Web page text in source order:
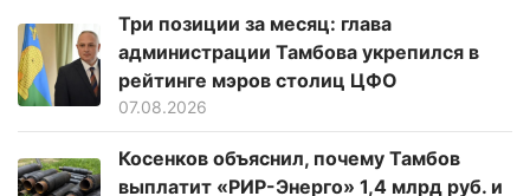
Три позиции за месяц: глава
администрации Тамбова укрепился в
рейтинге мэров столиц ЦФО
07.08.2026
Косенков объяснил, почему Тамбов
выплатит «РИР-Энерго» 1,4 млрд руб. и